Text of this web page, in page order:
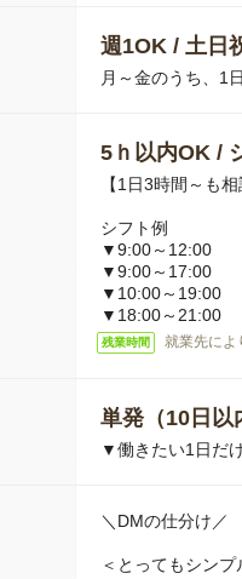
週1OK / 土日
月～金のうち、1
5ｈ以内OK /
【1日3時間～も
シフト例
▼9:00～12:00
▼9:00～17:00
▼10:00～19:00
▼18:00～21:00
残業時間 就業先によ
単発（10日以
▼働きたい1日だ
＼DMの仕分け／
＜とってもシン